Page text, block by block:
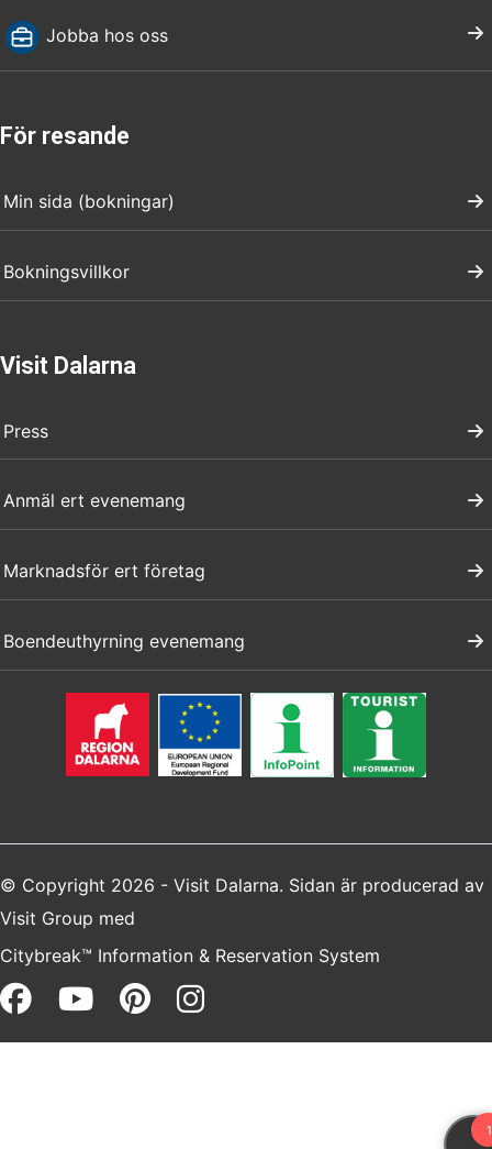
Jobba hos oss
För resande
Min sida (bokningar)
Bokningsvillkor
Visit Dalarna
Press
Anmäl ert evenemang
Marknadsför ert företag
Boendeuthyrning evenemang
© Copyright 2026 - Visit Dalarna. Sidan är producerad av
Visit Group med
Citybreak™ Information & Reservation System
Facebook (opens in a new
Youtube (opens in a new
Pinterest (opens in a
Instagram (opens